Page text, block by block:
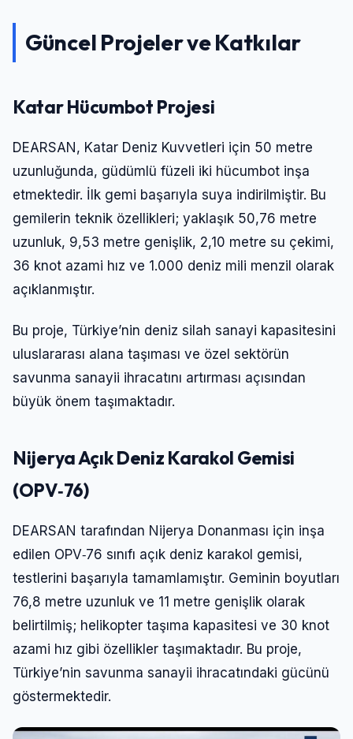
Güncel Projeler ve Katkılar
Katar Hücumbot Projesi
DEARSAN, Katar Deniz Kuvvetleri için 50 metre
uzunluğunda, güdümlü füzeli iki hücumbot inşa
etmektedir. İlk gemi başarıyla suya indirilmiştir. Bu
gemilerin teknik özellikleri; yaklaşık 50,76 metre
uzunluk, 9,53 metre genişlik, 2,10 metre su çekimi,
36 knot azami hız ve 1.000 deniz mili menzil olarak
açıklanmıştır.
Bu proje, Türkiye’nin deniz silah sanayi kapasitesini
uluslararası alana taşıması ve özel sektörün
savunma sanayii ihracatını artırması açısından
büyük önem taşımaktadır.
Nijerya Açık Deniz Karakol Gemisi
(OPV‑76)
DEARSAN tarafından Nijerya Donanması için inşa
edilen OPV‑76 sınıfı açık deniz karakol gemisi,
testlerini başarıyla tamamlamıştır. Geminin boyutları
76,8 metre uzunluk ve 11 metre genişlik olarak
belirtilmiş; helikopter taşıma kapasitesi ve 30 knot
azami hız gibi özellikler taşımaktadır. Bu proje,
Türkiye’nin savunma sanayii ihracatındaki gücünü
göstermektedir.